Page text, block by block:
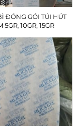
GÓI TÚI HÚT
5GR, 10GR, 15GR